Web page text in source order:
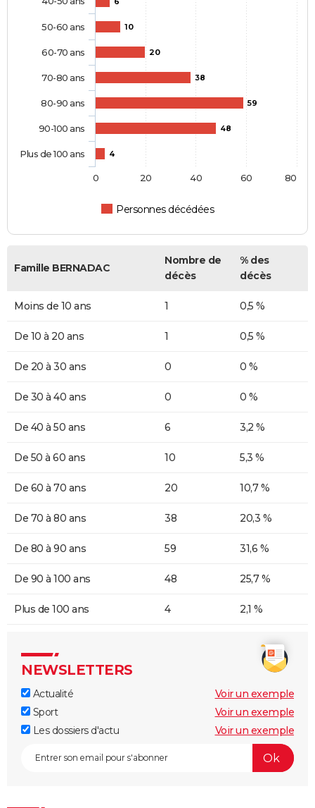
10
20
38
59
48
4
Personnes décédées
50-60 ans
60-70 ans
70-80 ans
80-90 ans
90-100 ans
Plus de 100 ans
0 20 40 60 80
Famille BERNADAC
Nombre de
décès
% des
décès
Moins de 10 ans 1 0,5 %
De 10 à 20 ans 1 0,5 %
De 20 à 30 ans 0 0 %
De 30 à 40 ans 0 0 %
De 40 à 50 ans 6 3,2 %
De 50 à 60 ans 10 5,3 %
De 60 à 70 ans 20 10,7 %
De 70 à 80 ans 38 20,3 %
De 80 à 90 ans 59 31,6 %
De 90 à 100 ans 48 25,7 %
Plus de 100 ans 4 2,1 %
NEWSLETTERS
Actualité
Voir un exemple
Sport
Voir un exemple
Les dossiers d'actu
Voir un exemple